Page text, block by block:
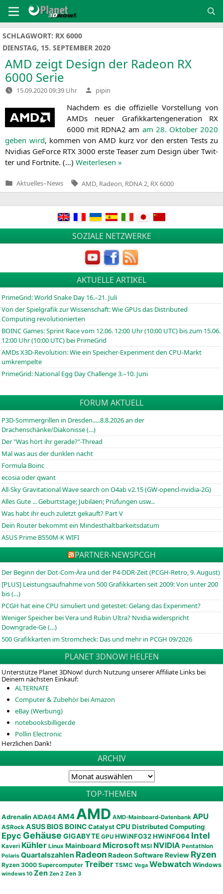
Inhalt
springen
SCHLAGWORT: RX 6000
DIENSTAG, 15. SEPTEMBER 2020
AMD zeigt Design der Radeon RX
6000 Serie
15.09.2020 09:39 Uhr Verfasst
von
pipin
Nach­dem es die offi­zi­el­le Vor­stel­lung von
AMDs neu­er Gra­fik­kar­ten­ge­ne­ra­ti­on RX
6000 mit RDNA2 am am 28. Okto­ber 2020
geben wird, kom­men von AMD kurz vor den ers­ten Tests zu
Nvi­di­as GeForce RTX 3000 ers­te Teaser zum Design über Twit­
ter und Fort­ni­te. (…) Wei­ter­le­sen »
Veröffentlicht
in
Aktuelles–News Tags:
AMD Radeon RDNA 2 RX 6000
SOZIALE NETZWERKE
AKTUELLE ARTIKEL
PrimeGrid: World Snake Day 16.–21. Juli
Von der Spielgrafik zur Wissenschaft: Wie GPUs das Distributed
Computing revolutionierten
BOINCGames: Sprint Race vom 12.06. 12:00 Uhr (10:00 UTC) bis zum 15.06.
12:00 Uhr (10:00 UTC) bei PrimeGrid
AMDs X3D-Revolution: Wie ein Speicher-Experiment den CPU-Markt
umkrempelte
PrimeGrid: National Egg Day Challenge 3.–10. Juni
FORUM AKTUELL
P3D-Sommergrillen in Dresden.....8.8.2026 an der
Drachenschänke/Diakonisse (…)
Der "Was hört ihr gerade?"-Thread
Mal was aus der dunklen nacht
Formula Boinc
ecosia oder qwant
All-Sky Gravitational Wave search on O4ab v2.15 (GW-opencl-nvidia-2G)
Alles Gute ... Geburtstage; Jubiläen; Prüfungen usw...
Was habt ihr euch zuletzt gekauft? Part V
Dein Router bekommt ein Mindesthaltbarkeitsdatum
ASUS Prime B550M-K WIFI
PARTNER-NEWSPCGH
Der Beginn der Dot-Com-Ära und der P4-DDR-Zeit (PCGH-Retro, 9. August)
[PLUS] Leistungsaufnahme von 500 Grafikkarten seit 2009: Von unter 200
bis (…)
PCGH hat eine CPU simuliert und getestet: Gelang das Experiment?
Weniger Speicher bei Vera und Rubin Ultra? Nvidia widerspricht
Downgrade-Ge (…)
500 Grafikkarten im Stromcheck: Das und mehr in PCGH 09/2026
PLANET 3DNOW! HELFEN
Unterstütze Planet 3DNow! durch Nutzung unserer Affiliate Links bei
Deinem nächsten Einkauf:
ALTERNATE
Computer & Zubehör bei Amazon
eBay (Werbung)
notebooksbilliger.de
Pollin Electronic
Herzlichen Dank!
ARCHIV
TOP-THEMEN
Adrenalin AIDA64 AM4AMD AMD-Mainboard-Datenbank APU
ASRock ASUSBIOSBOINC Catalyst CPU Distributed Computing
Epyc Gehäuse GIGABYTE GPU HWiNFO32HWiNFO64 Intel
Kaveri Kühler Linux Mainboard Microsoft MSI NVIDIA Pentathlon
Polaris Quartalszahlen RadeonRadeon SoftwareReview Ryzen
Ryzen 3000 Supercomputer Treiber TSMC Vega Webwatch Windows
windows 10 Zen Zen 2 Zen 3